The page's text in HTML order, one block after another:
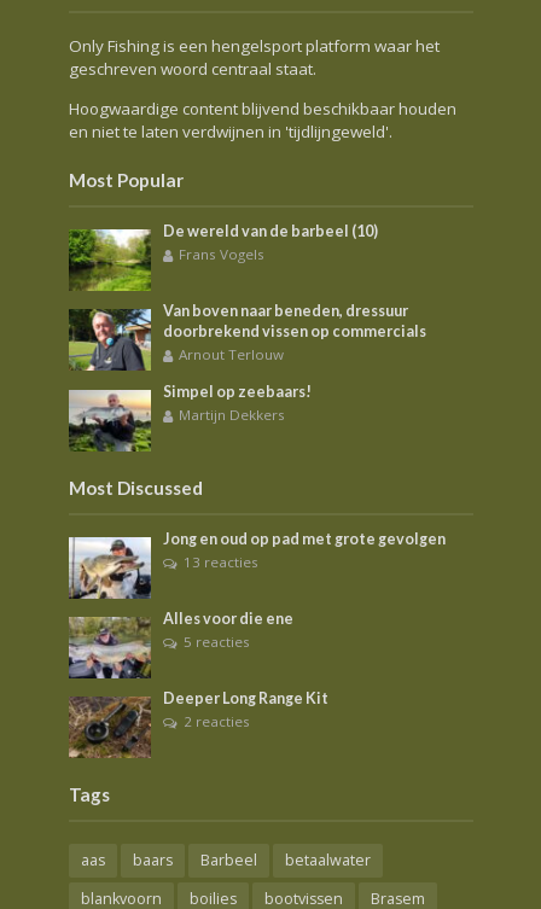
Only Fishing is een hengelsport platform waar het
geschreven woord centraal staat.
Hoogwaardige content blijvend beschikbaar houden
en niet te laten verdwijnen in 'tijdlijngeweld'.
Most Popular
De wereld van de barbeel (10)
Frans Vogels
Van boven naar beneden, dressuur
doorbrekend vissen op commercials
Arnout Terlouw
Simpel op zeebaars!
Martijn Dekkers
Most Discussed
Jong en oud op pad met grote gevolgen
13 reacties
Alles voor die ene
5 reacties
Deeper Long Range Kit
2 reacties
Tags
aas baars Barbeel
betaalwater
blankvoorn
boilies bootvissen
Brasem